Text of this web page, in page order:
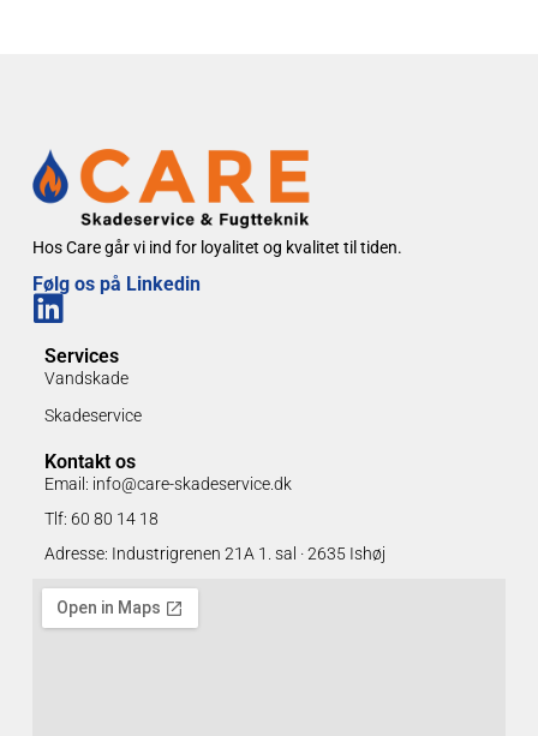
Hos Care går vi ind for loyalitet og kvalitet til tiden.
Følg os på Linkedin
Services
Vandskade
Skadeservice
Kontakt os
Email: info@care-skadeservice.dk
Tlf: 60 80 14 18
Adresse: Industrigrenen 21A 1. sal · 2635 Ishøj